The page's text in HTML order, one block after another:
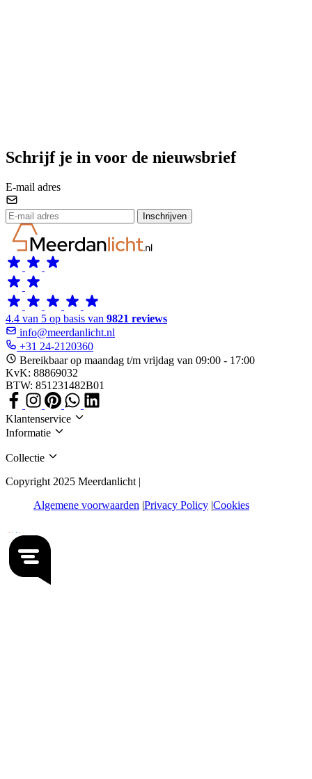
Schrijf je in voor de nieuwsbrief
E-mail adres
Inschrijven
4.4 van 5 op basis van 9821 reviews
info@meerdanlicht.nl
+31 24-2120360
Bereikbaar op maandag t/m vrijdag van 09:00 - 17:00
KvK: 88869032
BTW: 851231482B01
Klantenservice
Informatie
Collectie
Copyright 2025 Meerdanlicht |
Algemene voorwaarden Privacy Policy Cookies